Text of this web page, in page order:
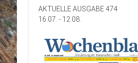
AKTUELLE AUSGABE 474
16.07. - 12.08.